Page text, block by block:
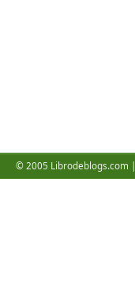
© 2005 Librodeblogs.com |